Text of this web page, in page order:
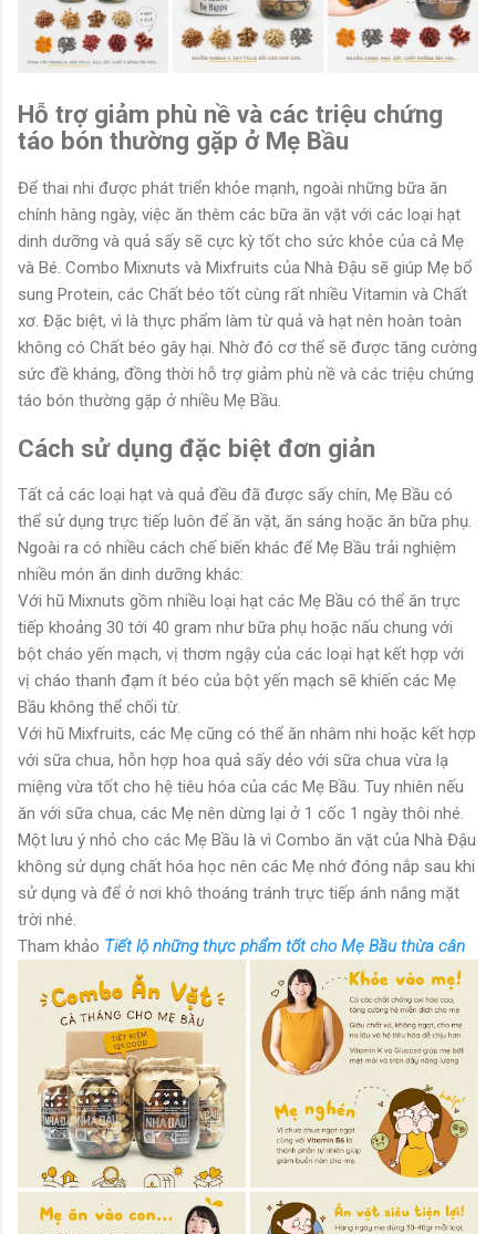
Hỗ trợ giảm phù nề và các triệu chứng
táo bón thường gặp ở Mẹ Bầu
Để thai nhi được phát triển khỏe mạnh, ngoài những bữa ăn
chính hàng ngày, việc ăn thêm các bữa ăn vặt với các loại hạt
dinh dưỡng và quả sấy sẽ cực kỳ tốt cho sức khỏe của cả Mẹ
và Bé. Combo Mixnuts và Mixfruits của Nhà Đậu sẽ giúp Mẹ bổ
sung Protein, các Chất béo tốt cùng rất nhiều Vitamin và Chất
xơ. Đặc biệt, vì là thực phẩm làm từ quả và hạt nên hoàn toàn
không có Chất béo gây hại. Nhờ đó cơ thể sẽ được tăng cường
sức đề kháng, đồng thời hỗ trợ giảm phù nề và các triệu chứng
táo bón thường gặp ở nhiều Mẹ Bầu.
Cách sử dụng đặc biệt đơn giản
Tất cả các loại hạt và quả đều đã được sấy chín, Mẹ Bầu có
thể sử dụng trực tiếp luôn để ăn vặt, ăn sáng hoặc ăn bữa phụ.
Ngoài ra có nhiều cách chế biến khác để Mẹ Bầu trải nghiệm
nhiều món ăn dinh dưỡng khác:
Với hũ Mixnuts gồm nhiều loại hạt các Mẹ Bầu có thể ăn trực
tiếp khoảng 30 tới 40 gram như bữa phụ hoặc nấu chung với
bột cháo yến mạch, vị thơm ngậy của các loại hạt kết hợp với
vị cháo thanh đạm ít béo của bột yến mạch sẽ khiến các Mẹ
Bầu không thể chối từ.
Với hũ Mixfruits, các Mẹ cũng có thể ăn nhâm nhi hoặc kết hợp
với sữa chua, hỗn hợp hoa quả sấy dẻo với sữa chua vừa lạ
miệng vừa tốt cho hệ tiêu hóa của các Mẹ Bầu. Tuy nhiên nếu
ăn với sữa chua, các Mẹ nên dừng lại ở 1 cốc 1 ngày thôi nhé.
Một lưu ý nhỏ cho các Mẹ Bầu là vì Combo ăn vặt của Nhà Đậu
không sử dụng chất hóa học nên các Mẹ nhớ đóng nắp sau khi
sử dụng và để ở nơi khô thoáng tránh trực tiếp ánh nắng mặt
trời nhé.
Tham khảo Tiết lộ những thực phẩm tốt cho Mẹ Bầu thừa cân